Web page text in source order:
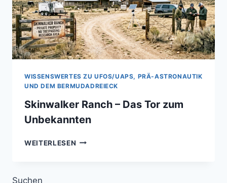
WISSENSWERTES ZU UFOS/UAPS, PRÄ-ASTRONAUTIK
UND DEM BERMUDADREIECK
Skinwalker Ranch – Das Tor zum
Unbekannten
WEITERLESEN SKINWALKER
Suchen